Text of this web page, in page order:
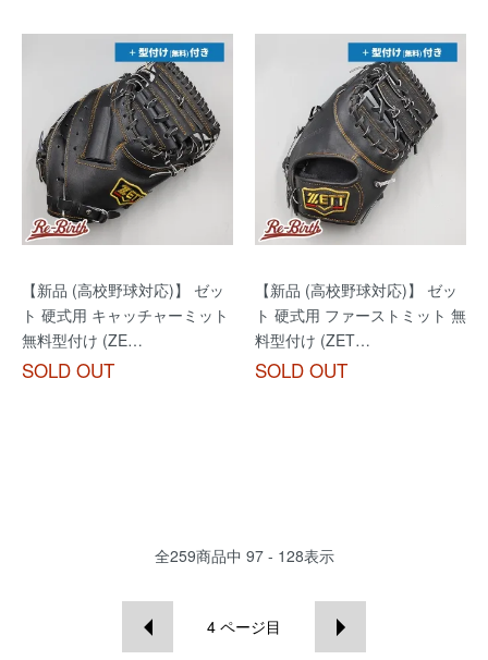
【新品 (高校野球対応)】 ゼッ
ト 硬式用 キャッチャーミット
無料型付け (ZE…
SOLD OUT
【新品 (高校野球対応)】 ゼッ
ト 硬式用 ファーストミット 無
料型付け (ZET…
SOLD OUT
全259商品中 97 - 128表示
4 ページ目